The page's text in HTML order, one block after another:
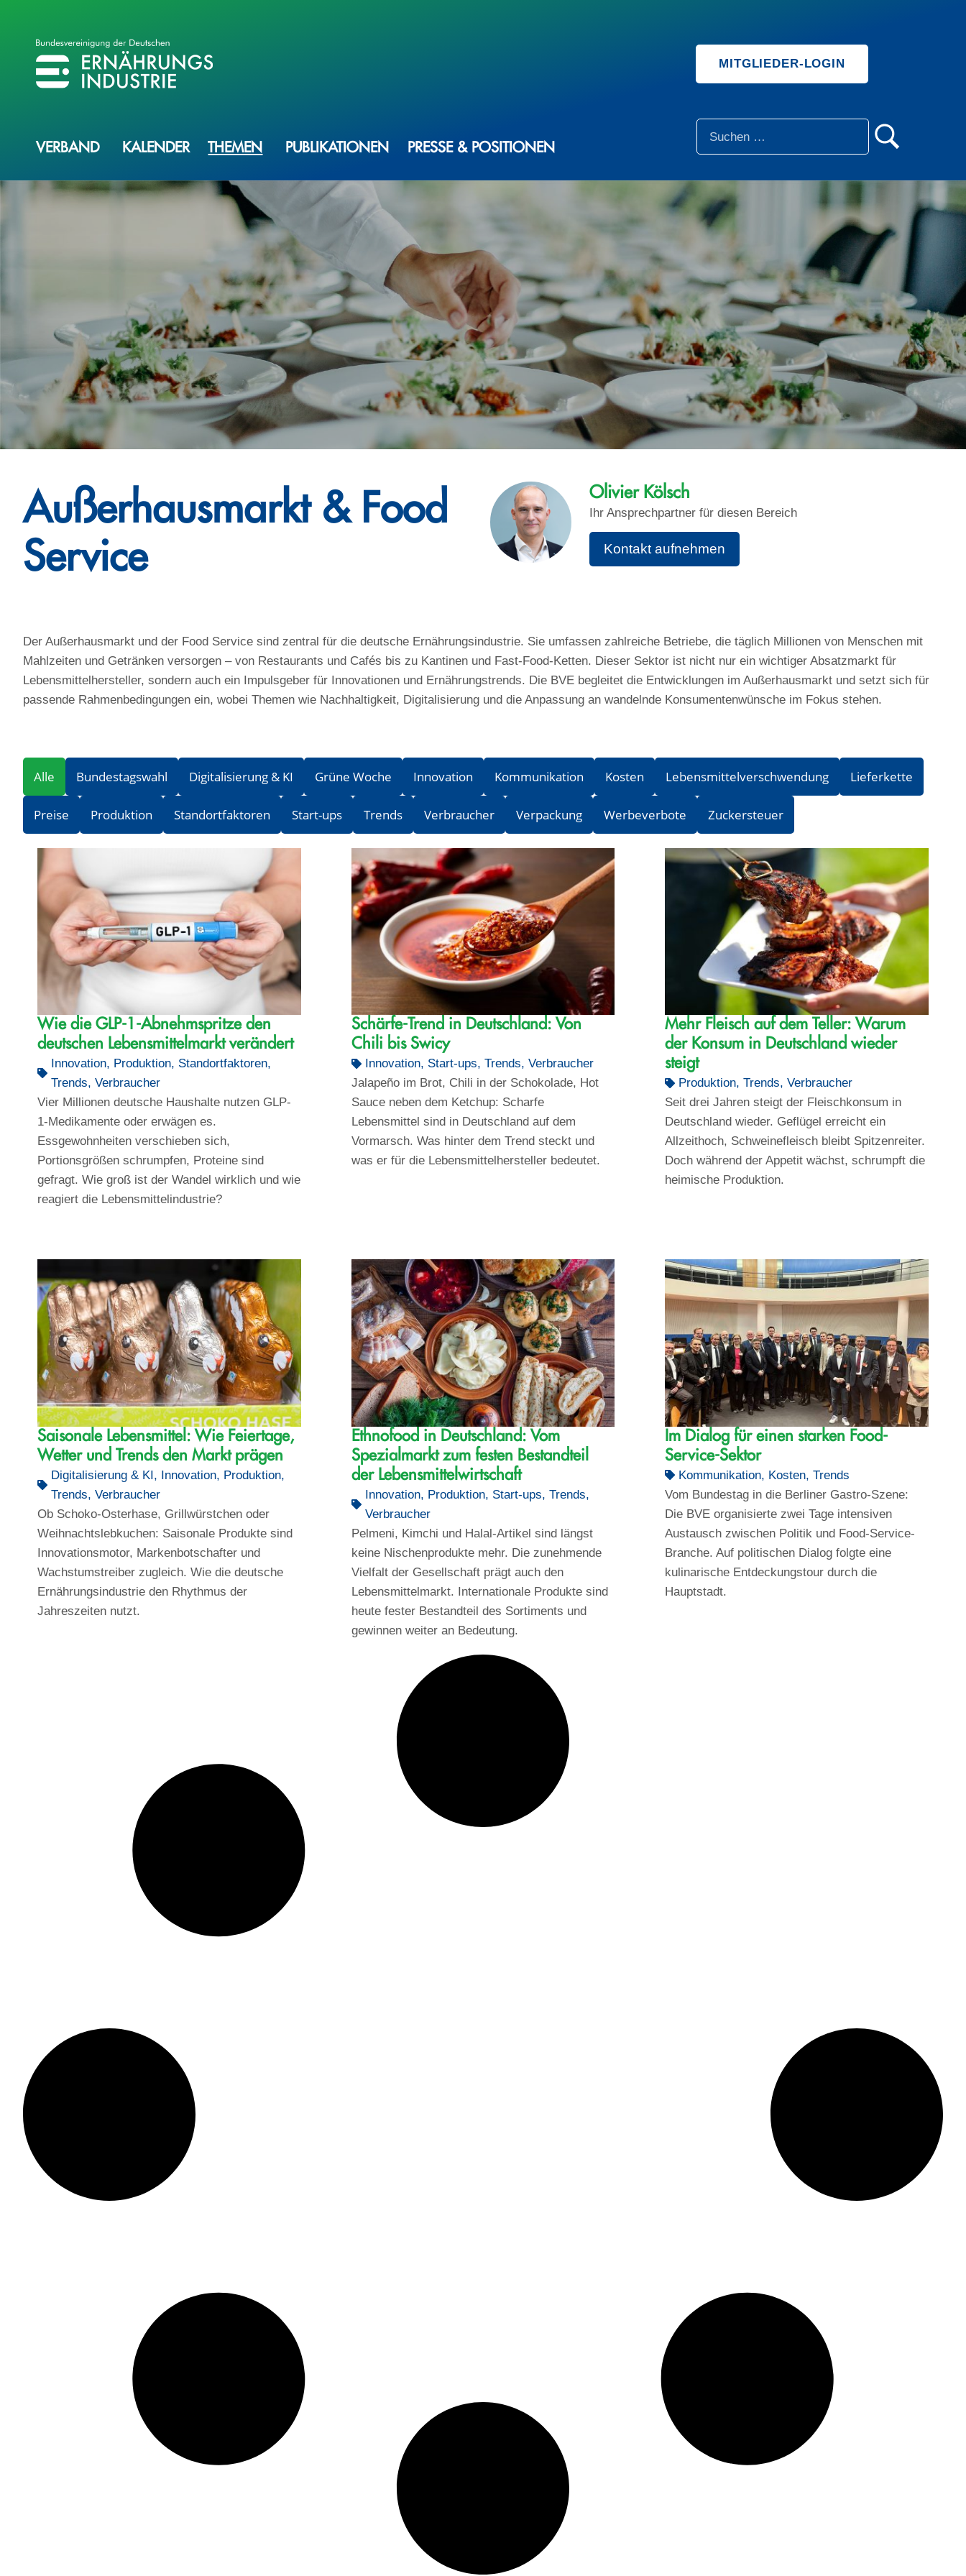
BVE
BUNDESVEREINIGUNG DER ERNÄHRUNGSINDUSTRIE MITGLIEDER-LOGIN
VERBAND KALENDER THEMEN PUBLIKATIONEN PRESSE & POSITIONEN
Außerhausmarkt & Food
Service
Olivier Kölsch
Ihr Ansprechpartner für diesen Bereich
Kontakt aufnehmen
Der Außerhausmarkt und der Food Service sind zentral für die deutsche Ernährungsindustrie. Sie umfassen zahlreiche Betriebe, die täglich Millionen von Menschen mit
Mahlzeiten und Getränken versorgen – von Restaurants und Cafés bis zu Kantinen und Fast-Food-Ketten. Dieser Sektor ist nicht nur ein wichtiger Absatzmarkt für
Lebensmittelhersteller, sondern auch ein Impulsgeber für Innovationen und Ernährungstrends. Die BVE begleitet die Entwicklungen im Außerhausmarkt und setzt sich für
passende Rahmenbedingungen ein, wobei Themen wie Nachhaltigkeit, Digitalisierung und die Anpassung an wandelnde Konsumentenwünsche im Fokus stehen.
Bundestagswahl Digitalisierung & KI Grüne Woche Innovation Kommunikation Kosten Lebensmittelverschwendung Lieferkette
Preise Produktion Standortfaktoren Start-ups Trends Verbraucher Verpackung Werbeverbote Zuckersteuer
Alle
Wie die GLP-1-Abnehmspritze den
deutschen Lebensmittelmarkt verändert
Innovation, Produktion, Standortfaktoren,
Trends, Verbraucher
Vier Millionen deutsche Haushalte nutzen GLP-
1-Medikamente oder erwägen es.
Essgewohnheiten verschieben sich,
Portionsgrößen schrumpfen, Proteine sind
gefragt. Wie groß ist der Wandel wirklich und wie
reagiert die Lebensmittelindustrie?
Schärfe-Trend in Deutschland: Von
Chili bis Swicy
Innovation, Start-ups, Trends, Verbraucher
Jalapeño im Brot, Chili in der Schokolade, Hot
Sauce neben dem Ketchup: Scharfe
Lebensmittel sind in Deutschland auf dem
Vormarsch. Was hinter dem Trend steckt und
was er für die Lebensmittelhersteller bedeutet.
Mehr Fleisch auf dem Teller: Warum
der Konsum in Deutschland wieder
steigt
Produktion,Trends,Verbraucher
Seit drei Jahren steigt der Fleischkonsum in
Deutschland wieder. Geflügel erreicht ein
Allzeithoch, Schweinefleisch bleibt Spitzenreiter.
Doch während der Appetit wächst, schrumpft die
heimische Produktion.
Saisonale Lebensmittel: Wie Feiertage,
Wetter und Trends den Markt prägen
Digitalisierung & KI, Innovation, Produktion,
Trends, Verbraucher
Ob Schoko-Osterhase, Grillwürstchen oder
Weihnachtslebkuchen: Saisonale Produkte sind
Innovationsmotor, Markenbotschafter und
Wachstumstreiber zugleich. Wie die deutsche
Ernährungsindustrie den Rhythmus der
Jahreszeiten nutzt.
Ethnofood in Deutschland: Vom
Spezialmarkt zum festen Bestandteil
der Lebensmittelwirtschaft
Innovation, Produktion, Start-ups, Trends,
Verbraucher
Pelmeni, Kimchi und Halal-Artikel sind längst
keine Nischenprodukte mehr. Die zunehmende
Vielfalt der Gesellschaft prägt auch den
Lebensmittelmarkt. Internationale Produkte sind
heute fester Bestandteil des Sortiments und
gewinnen weiter an Bedeutung.
Im Dialog für einen starken Food-
Service-Sektor
Kommunikation, Kosten,Trends
Vom Bundestag in die Berliner Gastro-Szene:
Die BVE organisierte zwei Tage intensiven
Austausch zwischen Politik und Food-Service-
Branche. Auf politischen Dialog folgte eine
kulinarische Entdeckungstour durch die
Hauptstadt.